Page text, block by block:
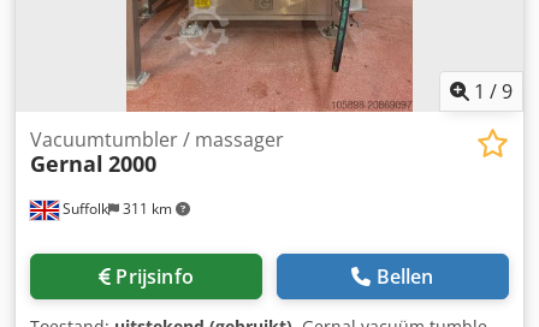
1 /9
Suffolk 311 km
Vacuumtumbler / massager
Gernal 2000
Prijsinfo Bellen